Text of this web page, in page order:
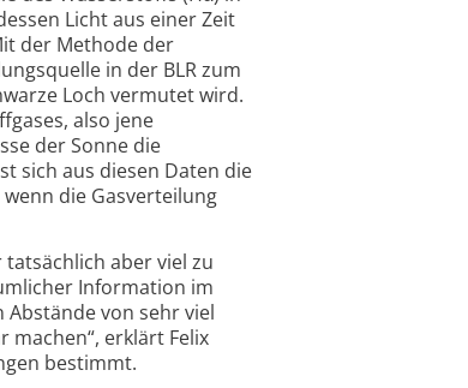
Licht aus einer Zeit
der Methode der
in der BLR zum
Loch vermutet wird.
also jene
der Sonne die
sich aus diesen Daten die
die Gasverteilung
aber viel zu
Information im
von sehr viel
machen“, erklärt Felix
bestimmt.